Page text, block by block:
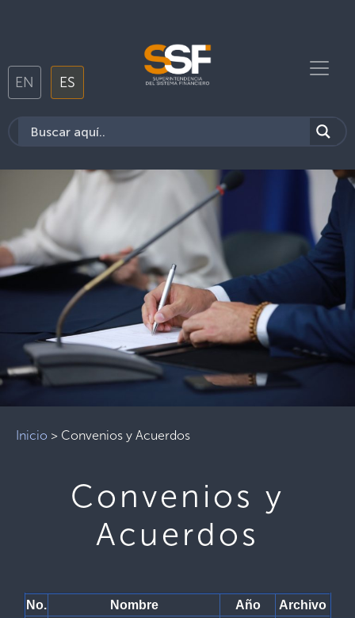
EN ES
Inicio > Convenios y Acuerdos
Convenios y
Acuerdos
No. Nombre Año Archivo